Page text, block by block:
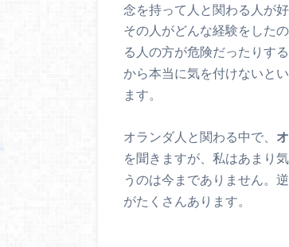
念を持って人と関わる人が
その人がどんな経験をした
る人の方が危険だったりす
から本当に気を付けないと
ます。
オランダ人と関わる中で、
を聞きますが、私はあまり
うのは今までありません。
がたくさんあります。